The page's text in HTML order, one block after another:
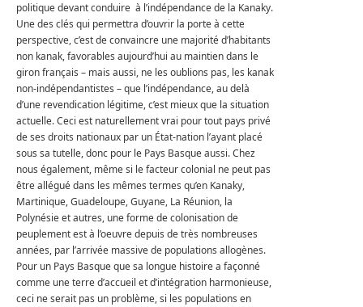
politique devant conduire à l’indépendance de la Kanaky.
Une des clés qui permettra d’ouvrir la porte à cette
perspective, c’est de convaincre une majorité d’habitants
non kanak, favorables aujourd’hui au maintien dans le
giron français – mais aussi, ne les oublions pas, les kanak
non-indépendantistes – que l’indépendance, au delà
d’une revendication légitime, c’est mieux que la situation
actuelle. Ceci est naturellement vrai pour tout pays privé
de ses droits nationaux par un État-nation l’ayant placé
sous sa tutelle, donc pour le Pays Basque aussi. Chez
nous également, même si le facteur colonial ne peut pas
être allégué dans les mêmes termes qu’en Kanaky,
Martinique, Guadeloupe, Guyane, La Réunion, la
Polynésie et autres, une forme de colonisation de
peuplement est à l’oeuvre depuis de très nombreuses
années, par l’arrivée massive de populations allogènes.
Pour un Pays Basque que sa longue histoire a façonné
comme une terre d’accueil et d’intégration harmonieuse,
ceci ne serait pas un problème, si les populations en